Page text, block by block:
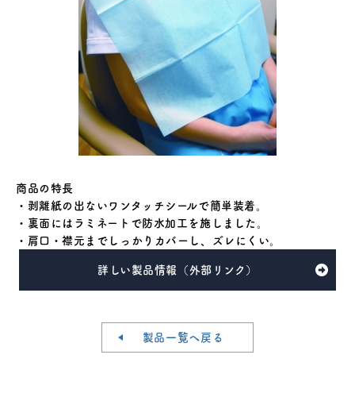
商品の特長
・剥離紙の出ないワンタッチシールで簡単装着。
・裏面にはラミネートで防水加工を施しました。
・肩口・襟元までしっかりカバーし、ズレにくい。
詳しい製品情報（外部リンク）
製品一覧へ戻る